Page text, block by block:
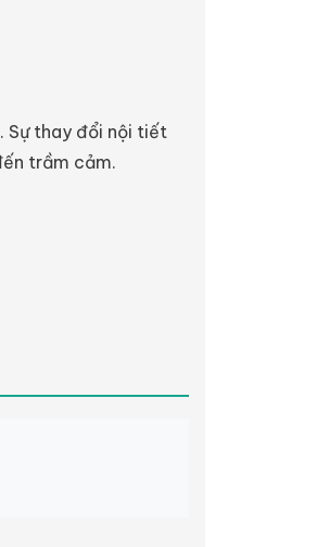
Sự thay đổi nội tiết
trầm cảm.